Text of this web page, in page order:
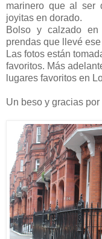
marinero que al ser
joyitas en dorado.
Bolso y calzado
prendas que llevé
Las fotos están
favoritos. Más
lugares favoritos en
Un beso y gracias